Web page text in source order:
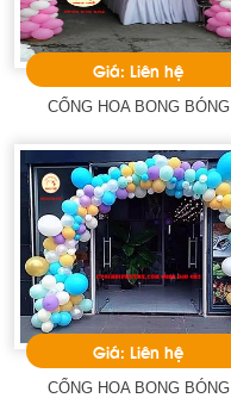
Giá: Liên hệ
CỔNG HOA BONG BÓNG
Giá: Liên hệ
CỔNG HOA BONG BÓNG